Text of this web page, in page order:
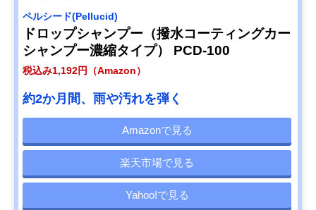
ペルシード(Pellucid)
ドロップシャンプー（撥水コーティングカー
シャンプー濃縮タイプ） PCD-100
税込み1,192円（Amazon）
約2か月間、雨や汚れを弾く
Amazonで見る
楽天市場で見る
Yahoo!で見る